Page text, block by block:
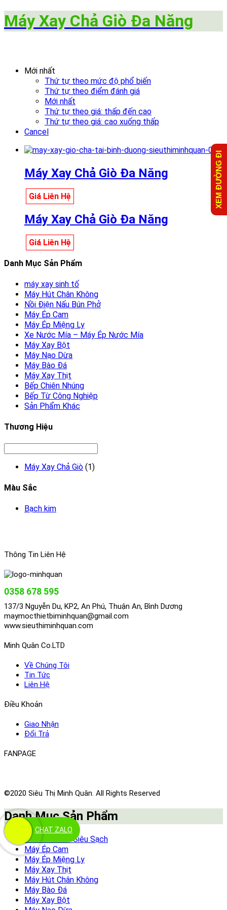
Máy Xay Chả Giò Đa Năng
Mới nhất
Thứ tự theo mức độ phổ biến
Thứ tự theo điểm đánh giá
Mới nhất
Thứ tự theo giá: thấp đến cao
Thứ tự theo giá: cao xuống thấp
Cancel
Máy Xay Chả Giò Đa Năng
Giá Liên Hệ
Máy Xay Chả Giò Đa Năng
Giá Liên Hệ
Danh Mục Sản Phẩm
máy xay sinh tố
Máy Hút Chân Không
Nồi Điện Nấu Bún Phở
Máy Ép Cam
Máy Ép Miệng Ly
Xe Nước Mía – Máy Ép Nước Mía
Máy Xay Bột
Máy Nạo Dừa
Máy Bào Đá
Máy Xay Thịt
Bếp Chiên Nhúng
Bếp Từ Công Nghiệp
Sản Phẩm Khác
Thương Hiệu
Máy Xay Chả Giò (1)
Màu Sắc
Bạch kim
CHAT ZALO
Thông Tin Liên Hệ
0358 678 595
137/3 Nguyễn Du, KP2, An Phú, Thuận An, Bình Dương
maymocthietbiminhquan@gmail.com
www.sieuthiminhquan.com
Minh Quân Co.LTD
Về Chúng Tôi
Tin Tức
Liên Hệ
Điều Khoản
Giao Nhận
Đổi Trả
FANPAGE
©2020 Siêu Thị Minh Quân. All Rights Reserved
XEM ĐƯỜNG ĐI
Danh Mục Sản Phẩm
Xe Nước Mía Siêu Sạch
Máy Ép Cam
Máy Ép Miệng Ly
Máy Xay Thịt
Máy Hút Chân Không
Máy Bào Đá
Máy Xay Bột